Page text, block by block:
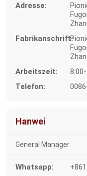
Adresse:
Fabrikanschrift:
Arbeitszeit:
Telefon:
Hanwei
General Manager
Whatsapp: